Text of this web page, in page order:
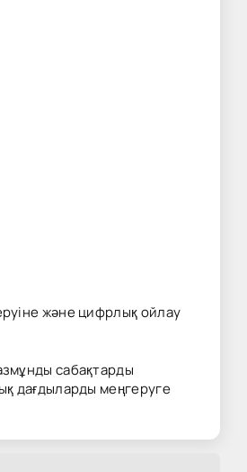
және цифрлық ойлау
сабақтарды
дағдыларды меңгеруге